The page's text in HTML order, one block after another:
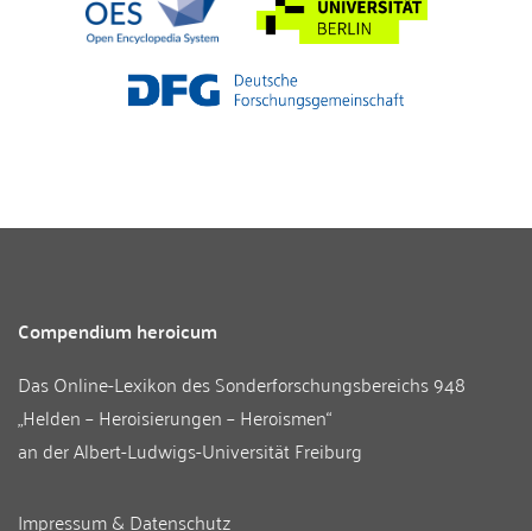
Compendium heroicum
Das Online-Lexikon desSonderforschungsbereichs 948
„Helden – Heroisierungen – Heroismen“
an derAlbert-Ludwigs-Universität Freiburg
Impressum & Datenschutz